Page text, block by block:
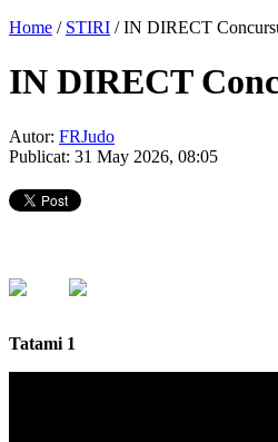
Home / STIRI /IN DIRECT
IN DIRECT
Autor: FRJudo
Publicat: 31 May 2026, 08:05
Tatami 1